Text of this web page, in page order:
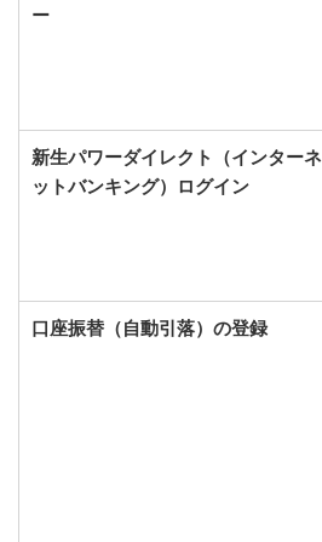
ー
新生パワーダイレクト（インターネ
ットバンキング）ログイン
口座振替（自動引落）の登録